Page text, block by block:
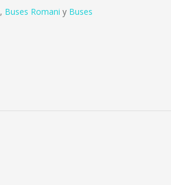
, Buses Romani y Buses